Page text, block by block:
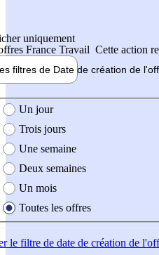
uniquement
France Travail Cette action
filtres de Date de création de
création de l'offre
Un jour
Trois jours
Une semaine
Deux semaines
Un mois
Toutes les offres
le filtre de date de création de